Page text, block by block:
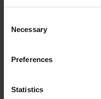
Selection
Necessary
Preferences
Statistics
Klartext-Portal
Die Website für alle